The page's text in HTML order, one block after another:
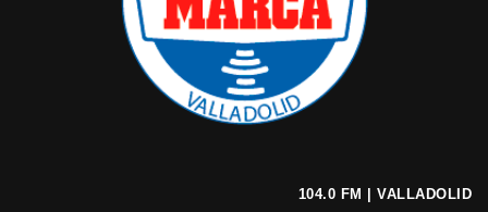
104.0 FM | VALLADOLID